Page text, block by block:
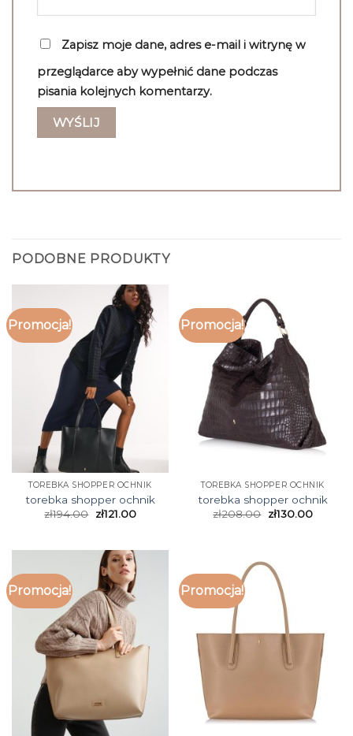
Zapisz moje dane, adres e-mail i witrynę w
przeglądarce aby wypełnić dane podczas
pisania kolejnych komentarzy.
PODOBNE PRODUKTY
Promocja!
TOREBKA SHOPPER OCHNIK
torebka shopper ochnik
zł194.00 zł121.00
Promocja!
TOREBKA SHOPPER OCHNIK
torebka shopper ochnik
zł208.00 zł130.00
Promocja! Promocja!